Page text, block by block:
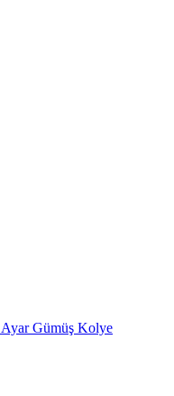
Ayar Gümüş Kolye